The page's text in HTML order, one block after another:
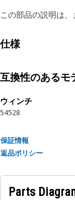
この部品の説明は、
仕様
互換性のあるモ
ウィンチ
54528
保証情報
返品ポリシー
Parts